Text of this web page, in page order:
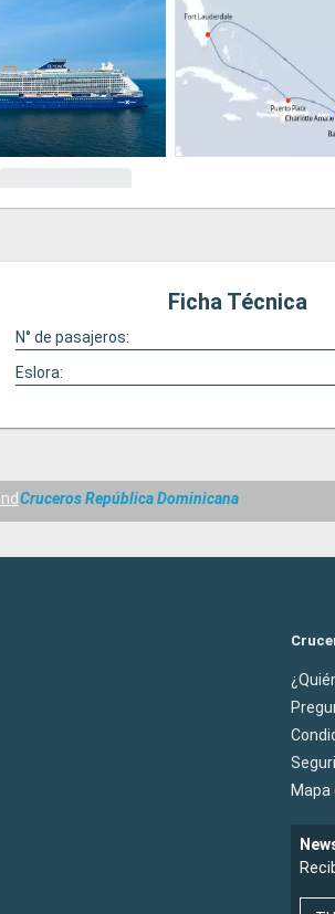
Ficha Técnica
N° de pasajeros:
Eslora:
Cruceros República Dominicana
Mapa